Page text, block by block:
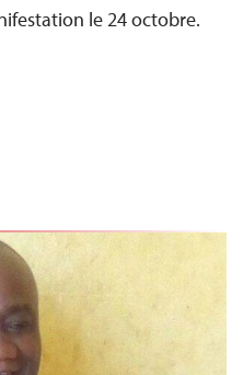
le 24 octobre.